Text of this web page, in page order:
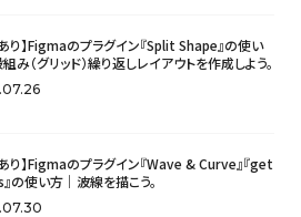
り】Figmaのプラグイン『Split Shape』の使い
み（グリッド）繰り返しレイアウトを作成しよう。
り】Figmaのプラグイン『Wave & Curve』『get
の使い方｜波線を描こう。